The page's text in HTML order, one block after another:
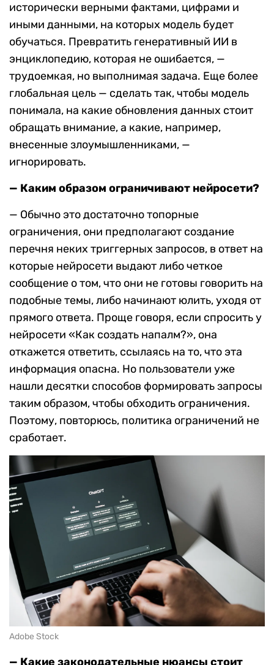
исторически верными фактами, цифрами и
иными данными, на которых модель будет
обучаться. Превратить генеративный ИИ в
энциклопедию, которая не ошибается, —
трудоемкая, но выполнимая задача. Еще более
глобальная цель — сделать так, чтобы модель
понимала, на какие обновления данных стоит
обращать внимание, а какие, например,
внесенные злоумышленниками, —
игнорировать.
— Каким образом ограничивают нейросети?
— Обычно это достаточно топорные
ограничения, они предполагают создание
перечня неких триггерных запросов, в ответ на
которые нейросети выдают либо четкое
сообщение о том, что они не готовы говорить на
подобные темы, либо начинают юлить, уходя от
прямого ответа. Проще говоря, если спросить у
нейросети «Как создать напалм?», она
откажется ответить, ссылаясь на то, что эта
информация опасна. Но пользователи уже
нашли десятки способов формировать запросы
таким образом, чтобы обходить ограничения.
Поэтому, повторюсь, политика ограничений не
сработает.
Adobe Stock
— Какие законодательные нюансы стоит